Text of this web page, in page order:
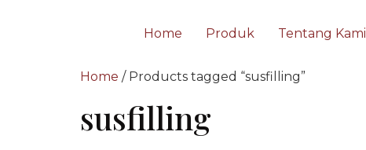
Home Produk Tentang Kami
Home / Products tagged “susfilling”
susfilling